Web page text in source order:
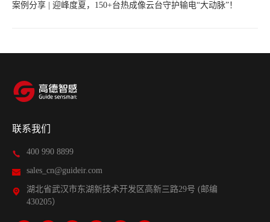
案例分享 | 迎峰度夏，150+台热成像云台守护输电“大动脉”！
联系我们
400 990 8899
sales_cn@guideir.com
湖北省武汉市东湖新技术开发区高新三路29号 (邮编
430205）